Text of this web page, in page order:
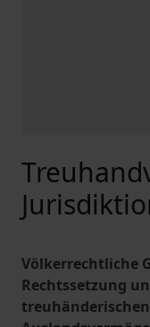
Völkerrechtliche
Rechtssetzung